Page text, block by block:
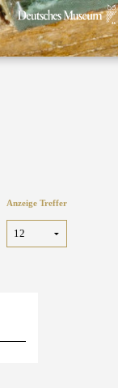
Anzeige Treffer